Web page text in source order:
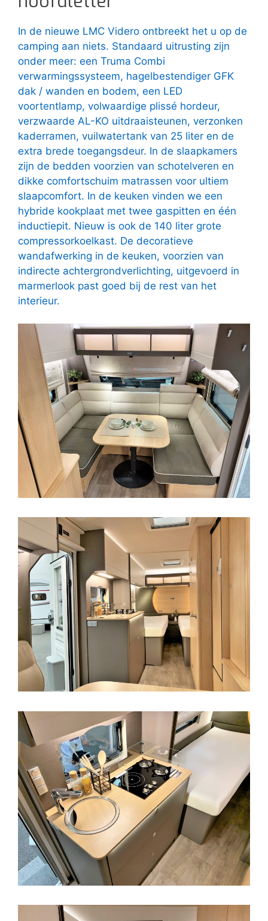
In de nieuwe LMC Videro ontbreekt het u op de
camping aan niets. Standaard uitrusting zijn
onder meer: een Truma Combi
verwarmingssysteem, hagelbestendiger GFK
dak / wanden en bodem, een LED
voortentlamp, volwaardige plissé hordeur,
verzwaarde AL-KO uitdraaisteunen, verzonken
kaderramen, vuilwatertank van 25 liter en de
extra brede toegangsdeur. In de slaapkamers
zijn de bedden voorzien van schotelveren en
dikke comfortschuim matrassen voor ultiem
slaapcomfort. In de keuken vinden we een
hybride kookplaat met twee gaspitten en één
inductiepit. Nieuw is ook de 140 liter grote
compressorkoelkast. De decoratieve
wandafwerking in de keuken, voorzien van
indirecte achtergrondverlichting, uitgevoerd in
marmerlook past goed bij de rest van het
interieur.